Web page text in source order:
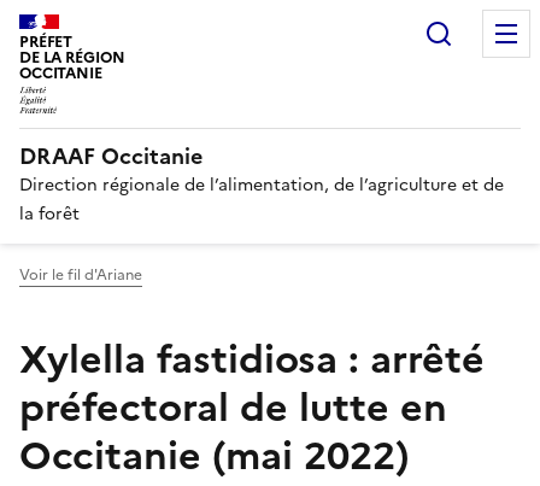
PRÉFET
DE LA RÉGION
OCCITANIE
DRAAF Occitanie
Direction régionale de l’alimentation, de l’agriculture et de
la forêt
Voir le fil d'Ariane
Xylella fastidiosa : arrêté
préfectoral de lutte en
Occitanie (mai 2022)